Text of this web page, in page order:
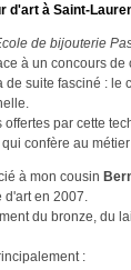
d'art à Saint-
de bijouterie
à un concours de
de suite fasciné : le
par cette
confère au
à mon cousin
d'art en 2007.
du bronze, du
: